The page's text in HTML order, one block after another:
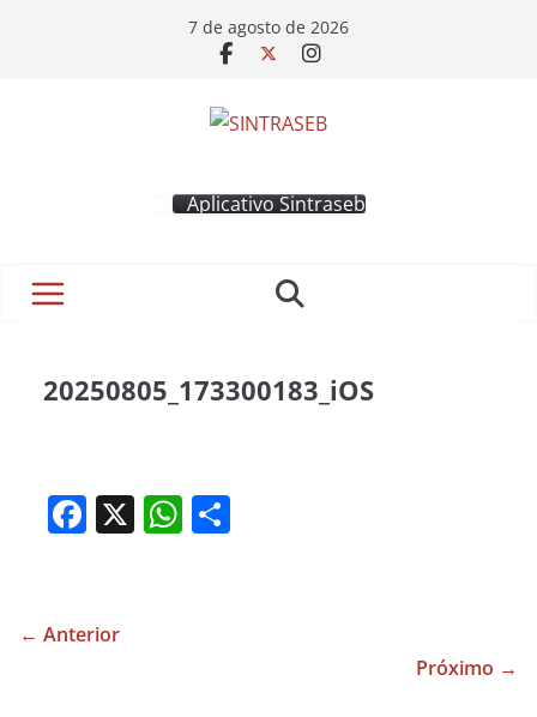
7 de agosto de 2026
Aplicativo Sintraseb
20250805_173300183_iOS
F
e
X W
← Anterior
Próximo →